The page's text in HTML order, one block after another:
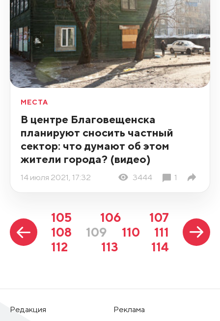
МЕСТА
В центре Благовещенска
планируют сносить частный
сектор: что думают об этом
жители города? (видео)
14 июля 2021, 17:32 3444 1
105 106
107
108
109 110
111
112
113 114
Редакция
Реклама